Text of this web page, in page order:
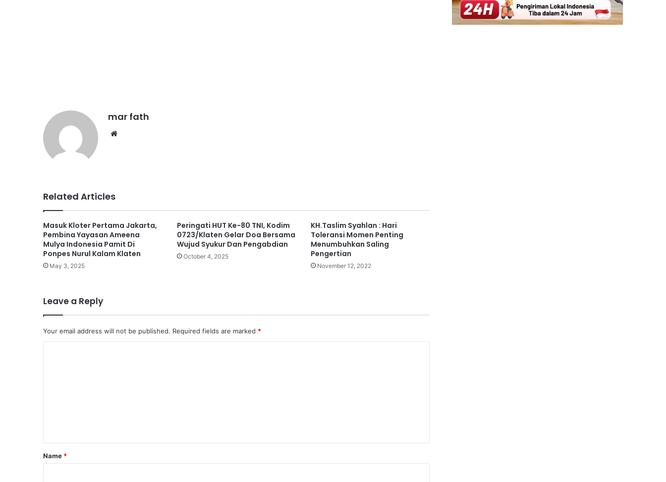
mar fath
Related Articles
Masuk Kloter Pertama Jakarta,
Pembina Yayasan Ameena
Mulya Indonesia Pamit Di
Ponpes Nurul Kalam Klaten
May 3, 2025
Peringati HUT Ke-80 TNI, Kodim
0723/Klaten Gelar Doa Bersama
Wujud Syukur Dan Pengabdian
October 4, 2025
KH.Taslim Syahlan : Hari
Toleransi Momen Penting
Menumbuhkan Saling
Pengertian
November 12, 2022
Leave a Reply
Your email address will not be published. Required fields are marked *
Name *